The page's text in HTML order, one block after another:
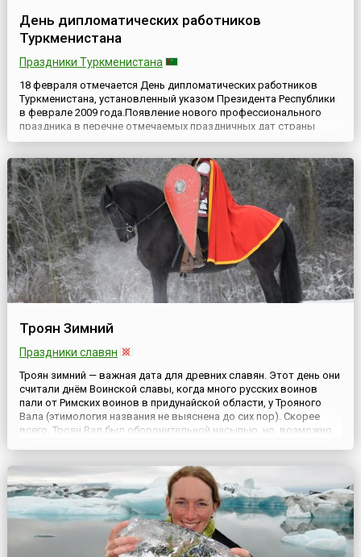
День дипломатических работников
Туркменистана
Праздники Туркменистана
18 февраля отмечается День дипломатических работников
Туркменистана, установленный указом Президента Республики
в феврале 2009 года.Появление нового профессионального
праздника в перечне отмечаемых праздничных дат страны
было связано с необходимостью подчеркнуть вклад
продуктивных, взаимовыгодных с экономической,
политической и культурной ...
Троян Зимний
Праздники славян
Троян зимний — важная дата для древних славян. Этот день они
считали днём Воинской славы, когда много русских воинов
пали от Римских воинов в придунайской области, у Трояного
Вала (этимология названия не выяснена до сих пор). Скорее
всего, Троян Вал был оборонительной насыпью, но, возможно,